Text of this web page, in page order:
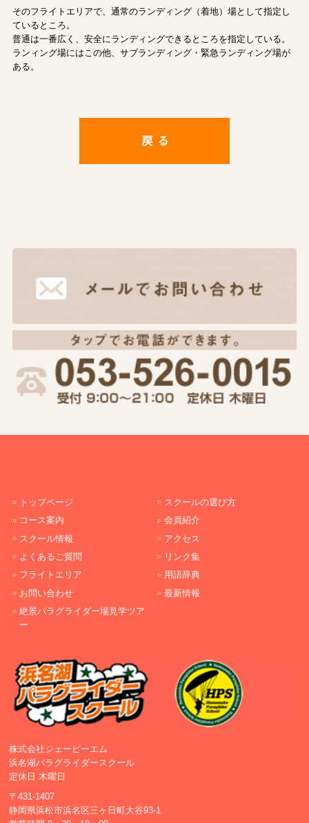
そのフライトエリアで、通常のランディング（着地）場として指定し
ているところ。
普通は一番広く、安全にランディングできるところを指定している。
ランィング場にはこの他、サブランディング・緊急ランディング場が
ある。
トップページ
コース案内
スクール情報
よくあるご質問
フライトエリア
お問い合わせ
絶景パラグライダー場見学ツア
ー
スクールの選び方
会員紹介
アクセス
リンク集
用語辞典
最新情報
株式会社ジェーピーエム
浜名湖パラグライダースクール
定休日 木曜日
〒431-1407
静岡県浜松市浜名区三ヶ日町大谷93-1